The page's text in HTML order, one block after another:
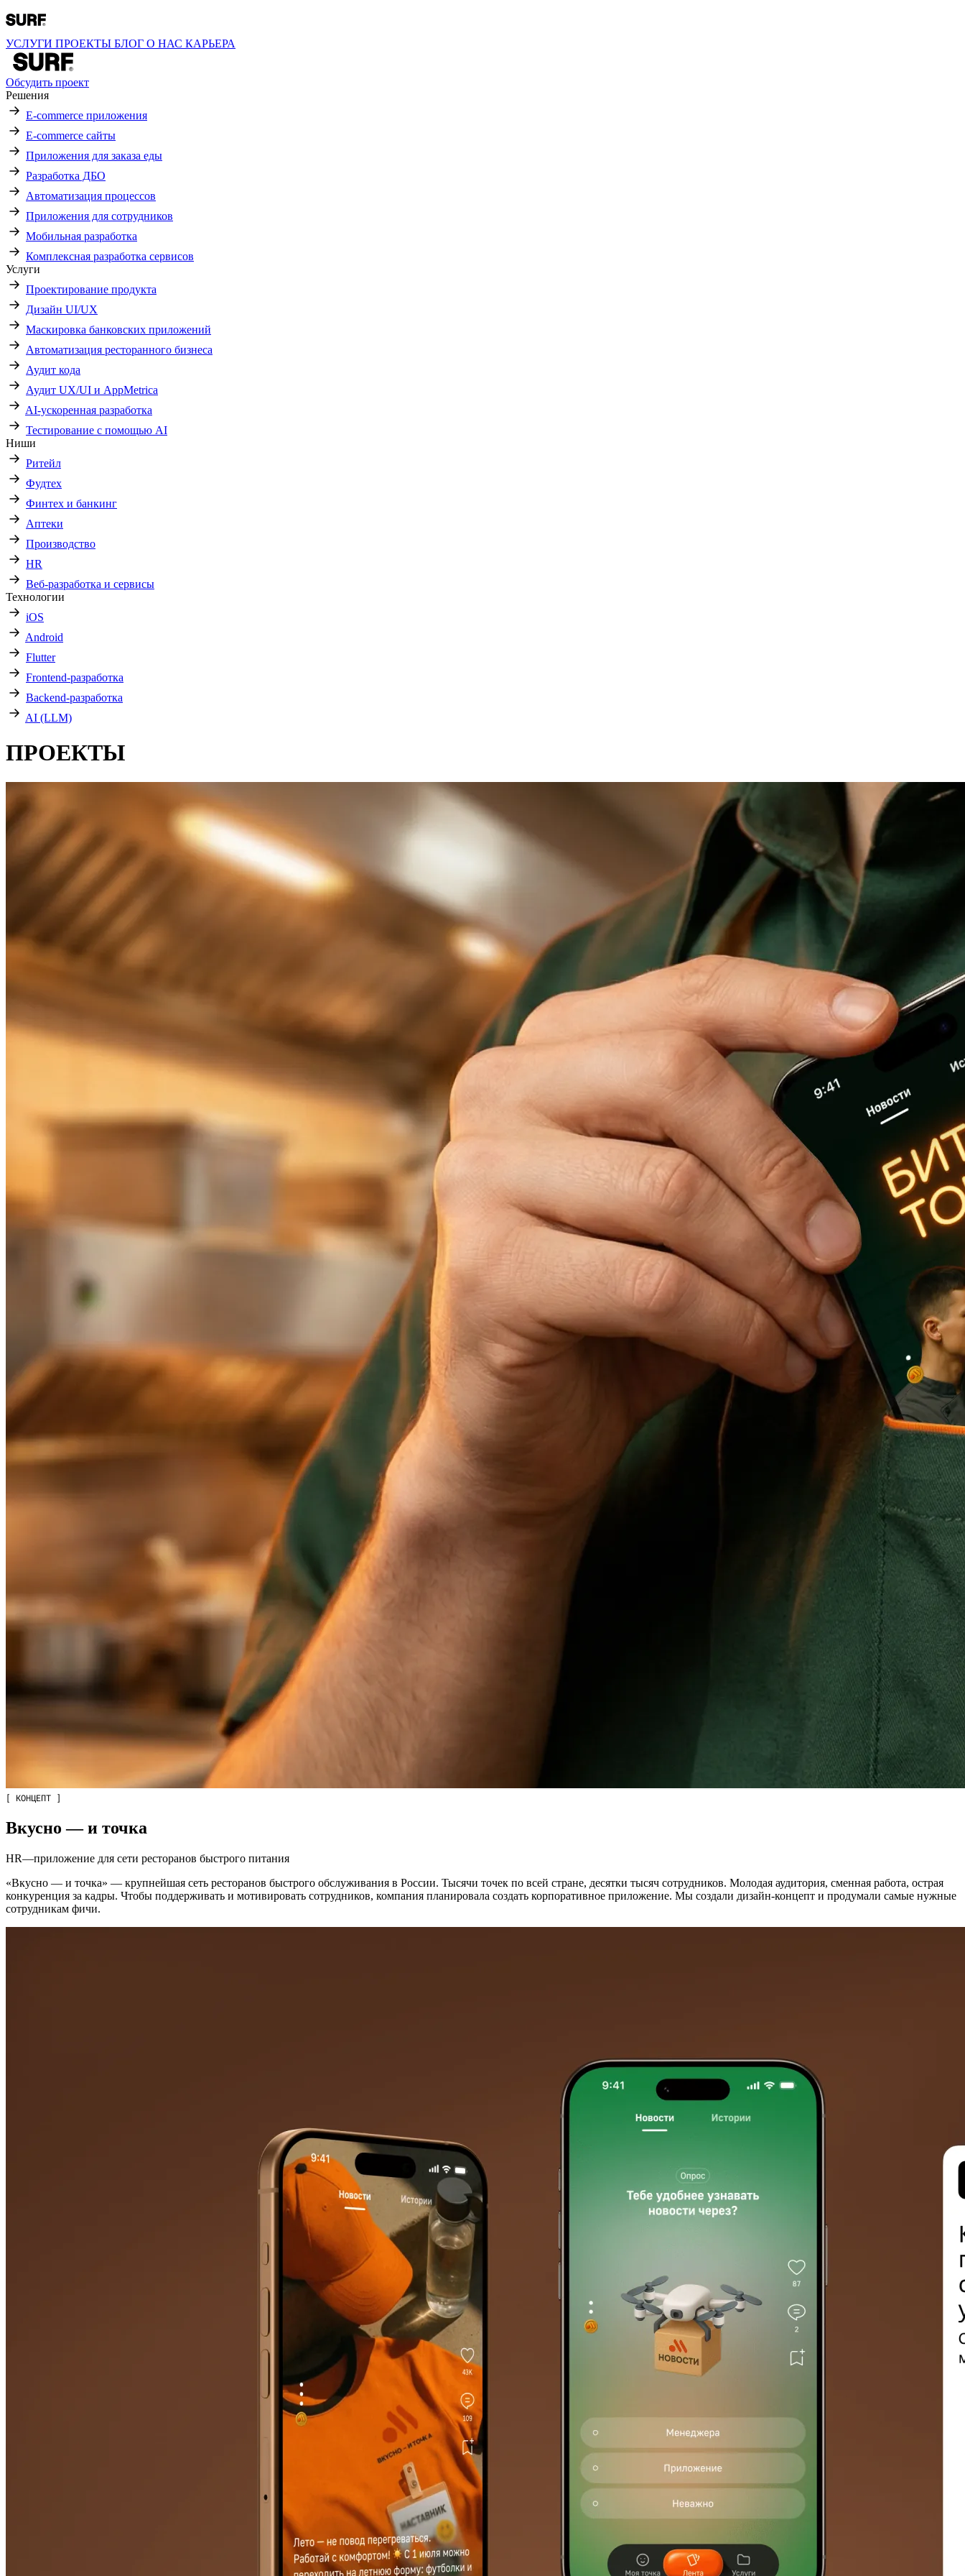
УСЛУГИ ПРОЕКТЫ БЛОГ О НАС КАРЬЕРА
Обсудить проект
Решения
E-commerce приложения
E-commerce сайты
Приложения для заказа еды
Разработка ДБО
Автоматизация процессов
Приложения для сотрудников
Мобильная разработка
Комплексная разработка сервисов
Услуги
Проектирование продукта
Дизайн UI/UX
Маскировка банковских приложений
Автоматизация ресторанного бизнеса
Аудит кода
Аудит UX/UI и AppMetrica
AI-ускоренная разработка
Тестирование с помощью AI
Ниши
Ритейл
Фудтех
Финтех и банкинг
Аптеки
Производство
HR
Веб-разработка и сервисы
Технологии
iOS
Android
Flutter
Frontend-разработка
Backend-разработка
AI (LLM)
ПРОЕКТЫ
[ КОНЦЕПТ ]
Вкусно — и точка
HR—приложение для сети ресторанов быстрого питания
«Вкусно — и точка» — крупнейшая сеть ресторанов быстрого обслуживания в России. Тысячи точек по всей стране, десятки тысяч сотрудников. Молодая аудитория, сменная работа, острая
конкуренция за кадры. Чтобы поддерживать и мотивировать сотрудников, компания планировала создать корпоративное приложение. Мы создали дизайн-концепт и продумали самые нужные
сотрудникам фичи.